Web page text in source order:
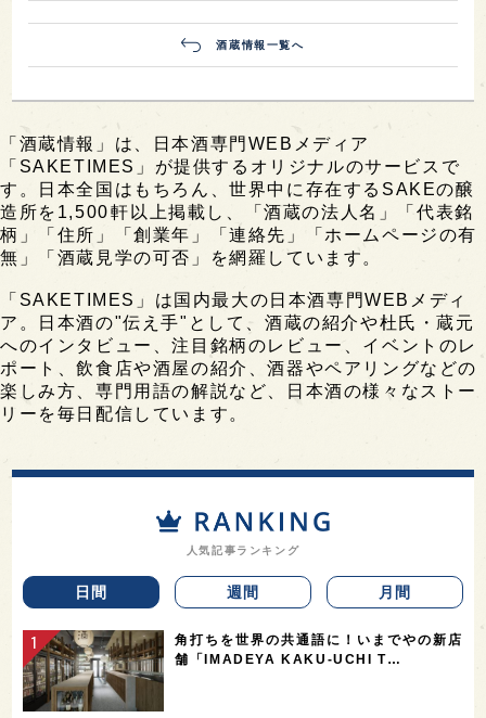
酒蔵情報一覧へ
「酒蔵情報」は、日本酒専門WEBメディア
「SAKETIMES」が提供するオリジナルのサービスで
す。日本全国はもちろん、世界中に存在するSAKEの醸
造所を1,500軒以上掲載し、「酒蔵の法人名」「代表銘
柄」「住所」「創業年」「連絡先」「ホームページの有
無」「酒蔵見学の可否」を網羅しています。
「SAKETIMES」は国内最大の日本酒専門WEBメディ
ア。日本酒の"伝え手"として、酒蔵の紹介や杜氏・蔵元
へのインタビュー、注目銘柄のレビュー、イベントのレ
ポート、飲食店や酒屋の紹介、酒器やペアリングなどの
楽しみ方、専門用語の解説など、日本酒の様々なストー
リーを毎日配信しています。
人気記事ランキング
日間 週間 月間
角打ちを世界の共通語に！いまでやの新店
舗「IMADEYA KAKU-UCHI T…